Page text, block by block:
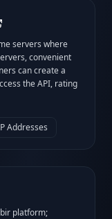
servers where
convenient
can create a
the API, rating
Addresses
bir platform;